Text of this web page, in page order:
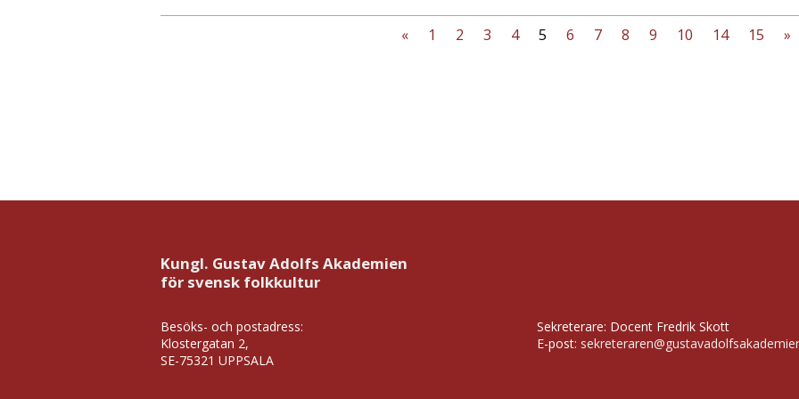
« 1 2 3 4 5 6 7 8 9 10 14 15 »
Kungl. Gustav Adolfs Akademien
för svensk folkkultur
Besöks- och postadress:
Klostergatan 2,
SE-75321 UPPSALA
Sekreterare: Docent Fredrik Skott
E-post: